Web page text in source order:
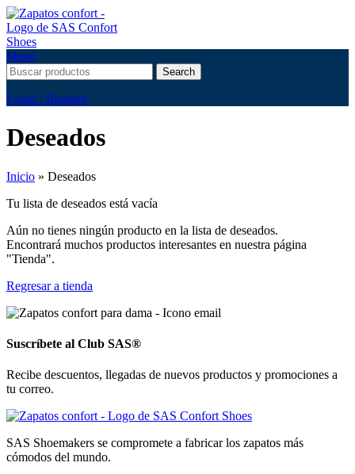
Menú
Search
Login / Register
Deseados
Inicio » Deseados
Tu lista de deseados está vacía
Aún no tienes ningún producto en la lista de deseados.
Encontrará muchos productos interesantes en nuestra página
"Tienda".
Regresar a tienda
Suscríbete al Club SAS®
Recibe descuentos, llegadas de nuevos productos y promociones a
tu correo.
SAS Shoemakers se compromete a fabricar los zapatos más
cómodos del mundo.